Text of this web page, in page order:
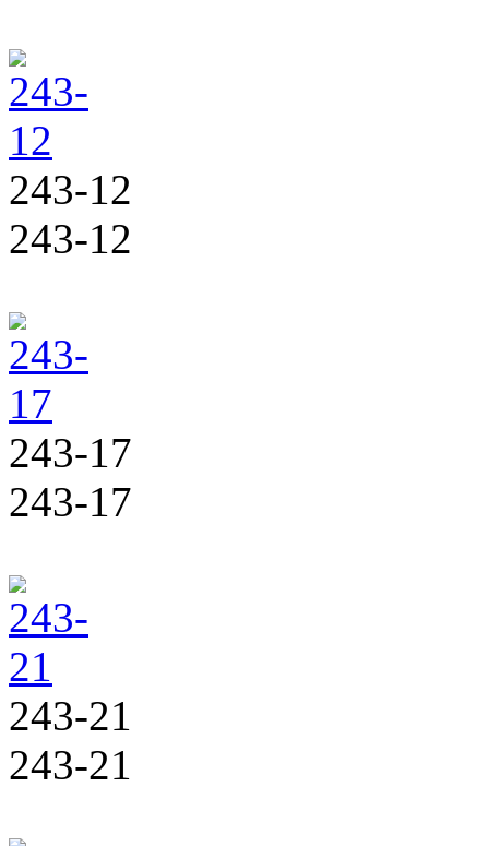
243-12
243-12
243-17
243-17
243-21
243-21